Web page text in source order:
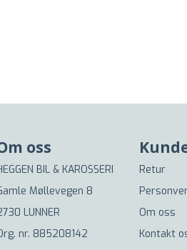
oss
BIL & KAROSSERI
Møllevegen 8
LUNNER
nr. 885208142
Retur
Om oss
Kontakt